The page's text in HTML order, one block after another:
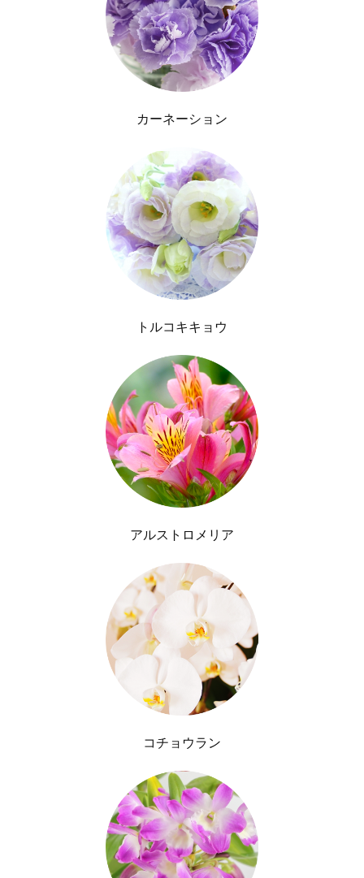
カーネーション
トルコキキョウ
アルストロメリア
コチョウラン